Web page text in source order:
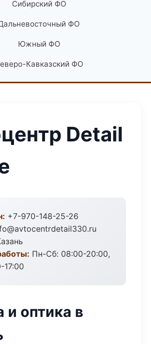
Сибирский ФО
ФО
Южный ФО
Кавказский ФО
Detail
+7-970-148-25-26
Пн-Сб: 08:00-20:00,
17:00
и оптика в